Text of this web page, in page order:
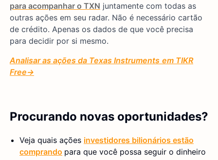
para acompanhar o TXN juntamente com todas as
outras ações em seu radar. Não é necessário cartão
de crédito. Apenas os dados de que você precisa
para decidir por si mesmo.
Analisar as ações da Texas Instruments em TIKR
Free→
Procurando novas oportunidades?
Veja quais ações investidores bilionários estão
comprando para que você possa seguir o dinheiro